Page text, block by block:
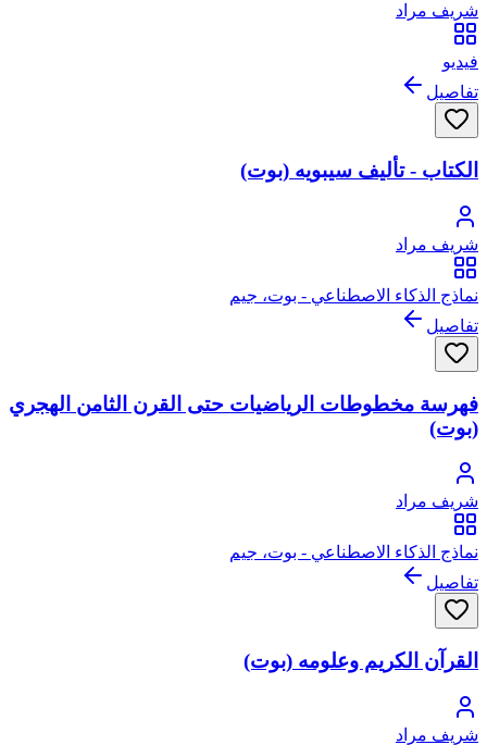
شريف مراد
فيديو
تفاصيل
الكتاب - تأليف سيبويه (بوت)
شريف مراد
نماذج الذكاء الاصطناعي - بوت، جيم
تفاصيل
فهرسة مخطوطات الرياضيات حتى القرن الثامن الهجري
(بوت)
شريف مراد
نماذج الذكاء الاصطناعي - بوت، جيم
تفاصيل
القرآن الكريم وعلومه (بوت)
شريف مراد